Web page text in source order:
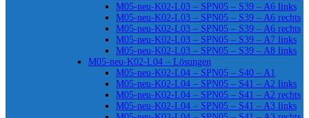
M05-neu-K02-L03 – SPN05 – S39 – A6 links
M05-neu-K02-L03 – SPN05 – S39 – A6 rechts
M05-neu-K02-L03 – SPN05 – S39 – A6 rechts
M05-neu-K02-L03 – SPN05 – S39 – A7 links
M05-neu-K02-L03 – SPN05 – S39 – A8 links
M05-neu-K02-L04 – Lösungen
M05-neu-K02-L04 – SPN05 – S40 – A1
M05-neu-K02-L04 – SPN05 – S41 – A2 links
M05-neu-K02-L04 – SPN05 – S41 – A2 rechts
M05-neu-K02-L04 – SPN05 – S41 – A3 links